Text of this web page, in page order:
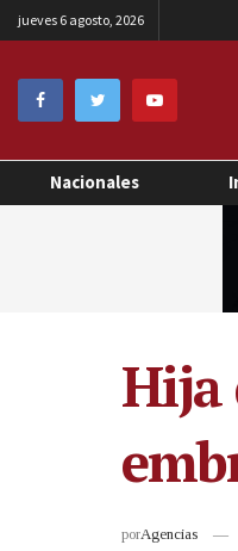
jueves 6 agosto, 2026
Nacionales
Hija
porAgencias